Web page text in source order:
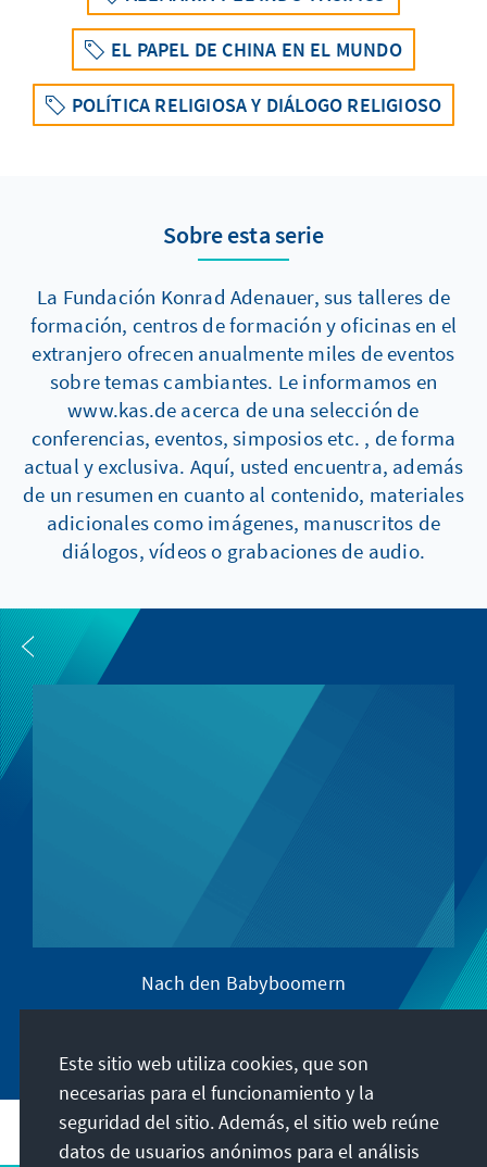
EL PAPEL DE CHINA EN EL MUNDO
POLÍTICA RELIGIOSA Y DIÁLOGO RELIGIOSO
Sobre esta serie
La Fundación Konrad Adenauer, sus talleres de
formación, centros de formación y oficinas en el
extranjero ofrecen anualmente miles de eventos
sobre temas cambiantes. Le informamos en
www.kas.de acerca de una selección de
conferencias, eventos, simposios etc. , de forma
actual y exclusiva. Aquí, usted encuentra, además
de un resumen en cuanto al contenido, materiales
adicionales como imágenes, manuscritos de
diálogos, vídeos o grabaciones de audio.
Nach den Babyboomern
Este sitio web utiliza cookies, que son
necesarias para el funcionamiento y la
seguridad del sitio. Además, el sitio web reúne
datos de usuarios anónimos para el análisis